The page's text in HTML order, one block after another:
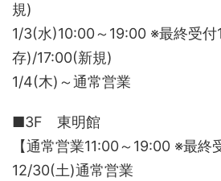
規)
1/3(水)10:00～19:00 ※最終受
存)/17:00(新規)
1/4(木)～通常営業
■3F 東明館
【通常営業11:00～19:00 ※最終
12/30(土)通常営業